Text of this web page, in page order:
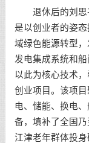
退休后的刘思平
是以创业者的姿
域绿色能源转型
发电集成系统和
以此为核心技术
创业项目。该项
电、储能、换电
备，填补了全国
江津老年群体投身